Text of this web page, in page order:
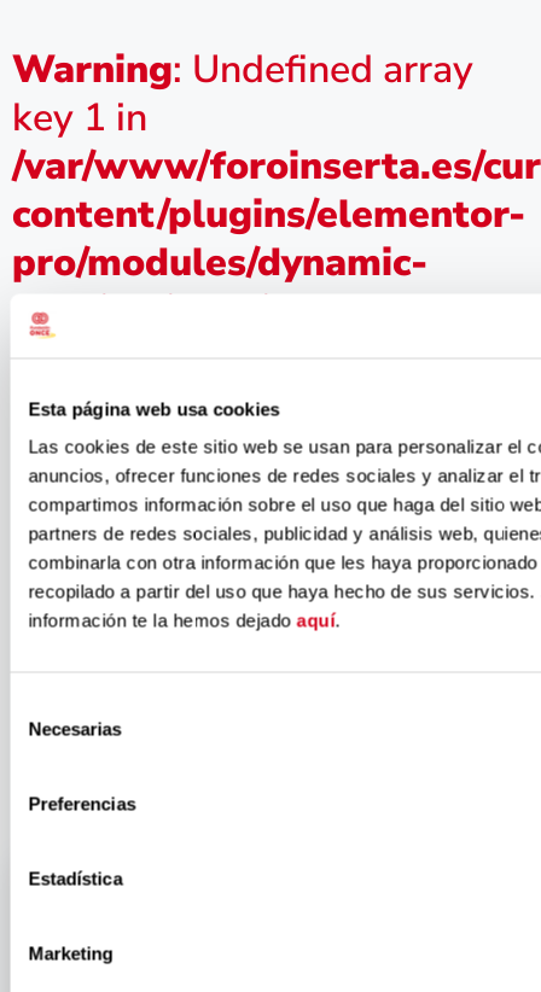
Esta página web usa cookies
Las cookies de este sitio web se usan para personalizar el
anuncios, ofrecer funciones de redes sociales y analizar el
compartimos información sobre el uso que haga del sitio
partners de redes sociales, publicidad y análisis web,
combinarla con otra información que les haya
recopilado a partir del uso que haya hecho de sus
información te la hemos dejadoaquí.
Necesarias
Preferencias
Estadística
Marketing
Warning: Undefined array
key 1 in
/var/www/foroinserta.es/
content/plugins/elementor-
pro/modules/dynamic-
tags/acf/tags/acf-text.php
Campaña
Institucional
de ONCE y su
Fundación ‘No
seas mi límite’